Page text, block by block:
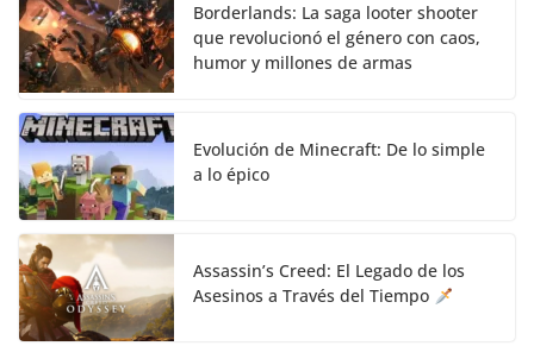
Borderlands: La saga looter shooter
que revolucionó el género con caos,
humor y millones de armas
Evolución de Minecraft: De lo simple
a lo épico
Assassin’s Creed: El Legado de los
Asesinos a Través del Tiempo